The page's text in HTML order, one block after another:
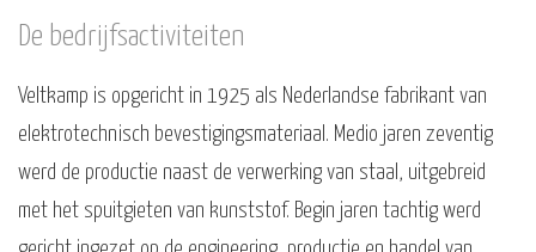
De bedrijfsactiviteiten
Veltkamp is opgericht in 1925 als Nederlandse fabrikant van
elektrotechnisch bevestigingsmateriaal. Medio jaren zeventig
werd de productie naast de verwerking van staal, uitgebreid
met het spuitgieten van kunststof. Begin jaren tachtig werd